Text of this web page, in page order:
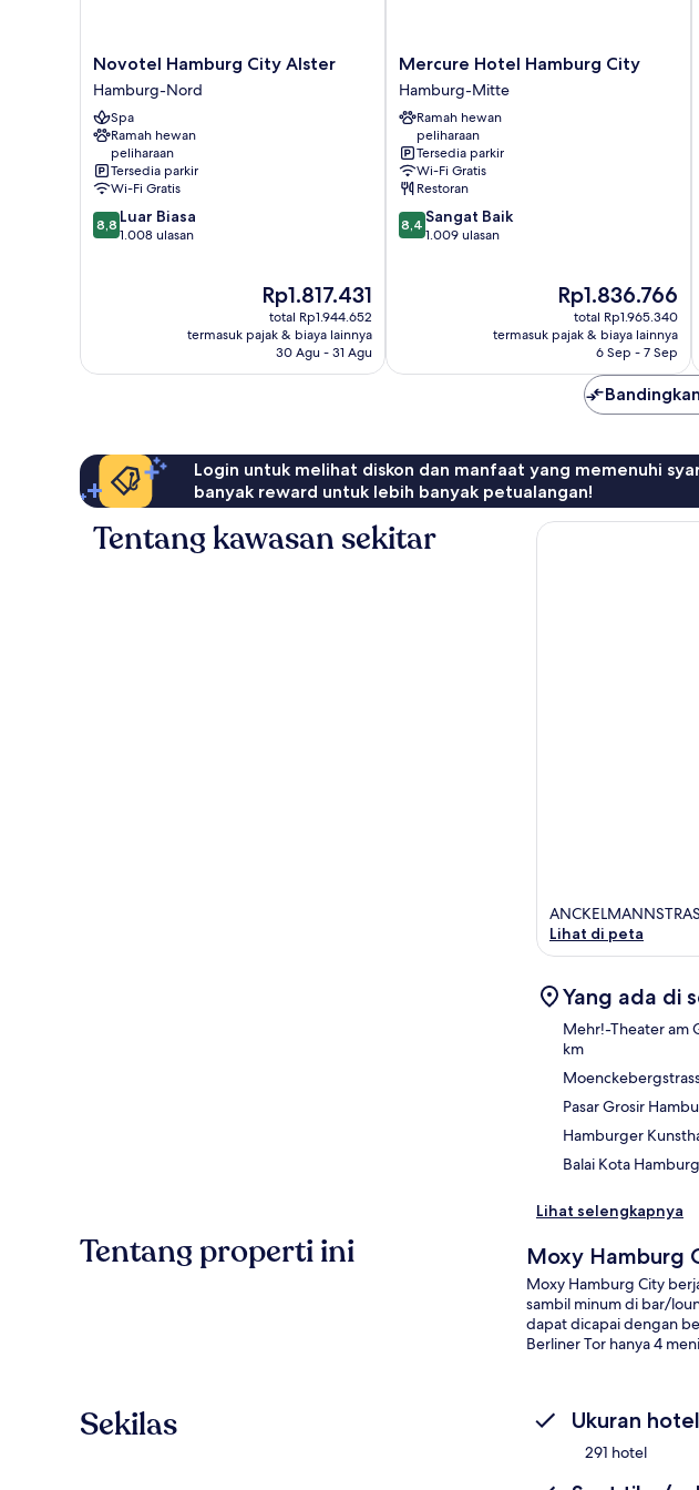
Novotel
Hamburg
City
Alster
Hamburg-
Nord
Novotel Hamburg City Alster
Hamburg-Nord
Spa
Ramah hewan
peliharaan
Tersedia parkir
Wi-Fi Gratis
8.8
dari
8,8 Luar Biasa
1.008 ulasan
Harga
sekarang
Rp1.817.431
Rp1.817.431
total Rp1.944.652
termasuk pajak & biaya lainnya
30 Agu - 31 Agu
Mercure
Hotel
Hamburg
City
Hamburg-
Mitte
Mercure Hotel Hamburg City
Hamburg-Mitte
Ramah hewan
peliharaan
Tersedia parkir
Wi-Fi Gratis
Restoran
8.4
dari
8,4 Sangat Baik
1.009 ulasan
Harga
sekarang
Rp1.836.766
Rp1.836.766
total Rp1.965.340
termasuk pajak & biaya lainnya
6 Sep - 7 Sep
Login untuk melihat diskon dan manfaat yang memenuhi
banyak reward untuk lebih banyak petualangan!
Tentang kawasan sekitar
Lihat di peta
Yang ada di
Mehr!-Theater am
km
Pasar Grosir
Hamburger
Balai Kota Hamburg
Lihat selengkapnya
Tentang properti ini Moxy Hamburg
Moxy Hamburg City
sambil minum di bar/
dapat dicapai dengan
Berliner Tor hanya 4
Sekilas Ukuran hotel
291 hotel